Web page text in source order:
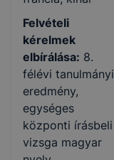
Felvételi
kérelmek
elbírálása: 8.
félévi tanulmányi
eredmény,
egységes
központi írásbeli
vizsga magyar